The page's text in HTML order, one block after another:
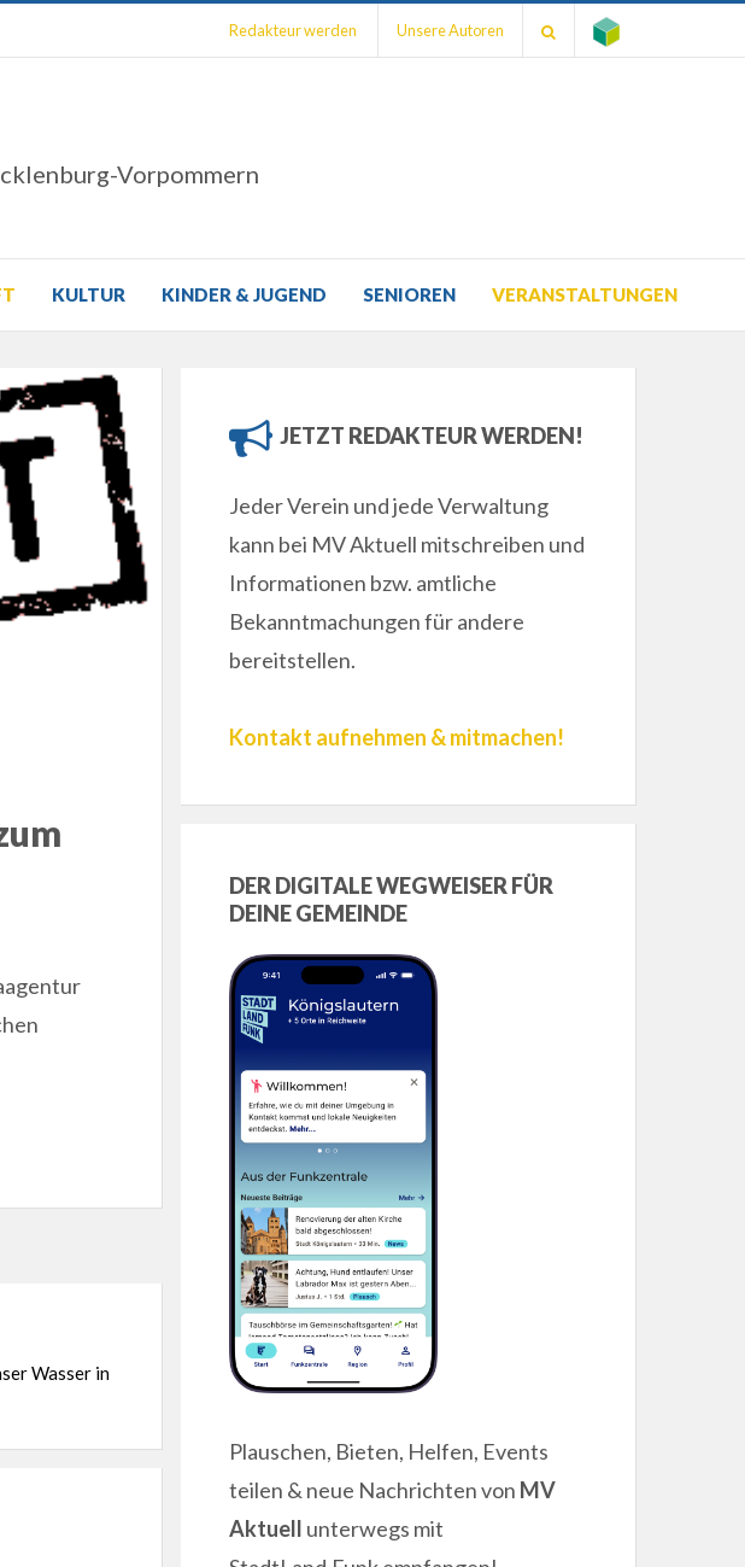
Redakteur werden Unsere Autoren
Vorpommern
KULTUR KINDER & JUGEND SENIOREN VERANSTALTUNGEN
Wasser in
JETZT REDAKTEUR WERDEN!
Jeder Verein und jede Verwaltung
kann bei MV Aktuell mitschreiben und
Informationen bzw. amtliche
Bekanntmachungen für andere
bereitstellen.
Kontakt aufnehmen & mitmachen!
DER DIGITALE WEGWEISER FÜR
DEINE GEMEINDE
Plauschen, Bieten, Helfen, Events
teilen & neue Nachrichten von MV
Aktuell unterwegs mit